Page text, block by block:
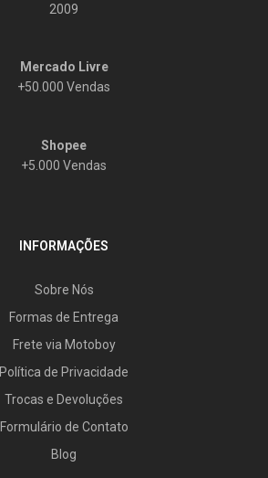
2009
Mercado Livre
+50.000 Vendas
Shopee
+5.000 Vendas
INFORMAÇÕES
Sobre Nós
Formas de Entrega
Frete via Motoboy
Política de Privacidade
Trocas e Devoluções
Formulário de Contato
Blog